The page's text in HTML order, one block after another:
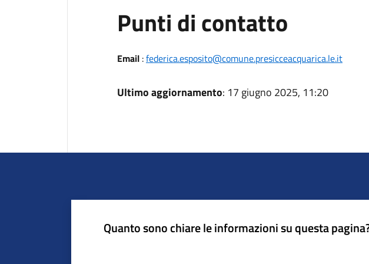
Punti di contatto
Email:federica.esposito@comune.presicceacquarica.le.it
Ultimo aggiornamento: 17 giugno 2025, 11:20
Quanto sono chiare le informazioni su questa